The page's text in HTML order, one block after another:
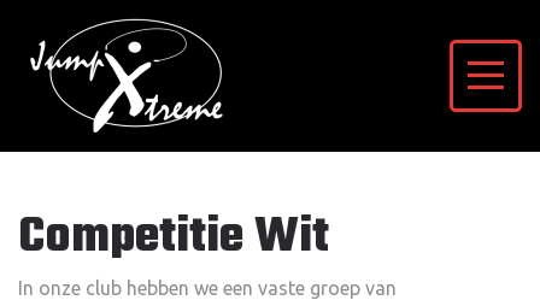
Competitie Wit
In onze club hebben we een vaste groep van